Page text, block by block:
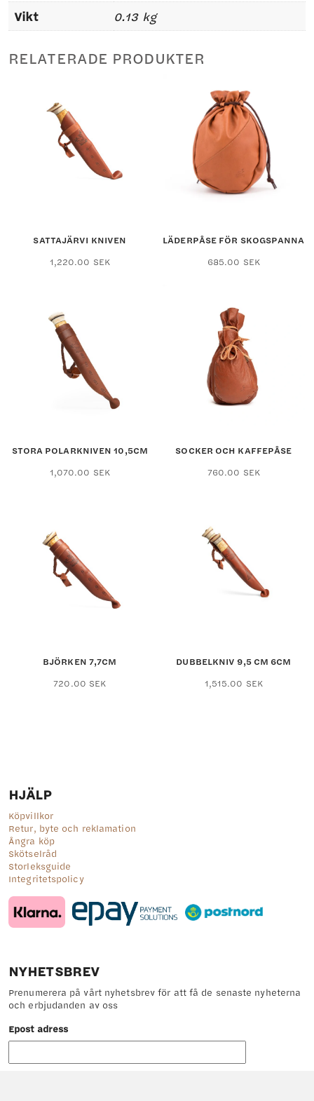
Vikt 0.13 kg
RELATERADE PRODUKTER
SATTAJÄRVI KNIVEN
1,220.00 SEK
LÄDERPÅSE FÖR SKOGSPANNA
685.00 SEK
STORA POLARKNIVEN 10,5CM
1,070.00 SEK
SOCKER OCH KAFFEPÅSE
760.00 SEK
BJÖRKEN 7,7CM
720.00 SEK
DUBBELKNIV 9,5 CM 6CM
1,515.00 SEK
HJÄLP
Köpvillkor
Retur, byte och reklamation
Ångra köp
Skötselråd
Storleksguide
Integritetspolicy
NYHETSBREV
Prenumerera på vårt nyhetsbrev för att få de senaste nyheterna
och erbjudanden av oss
Epost adress